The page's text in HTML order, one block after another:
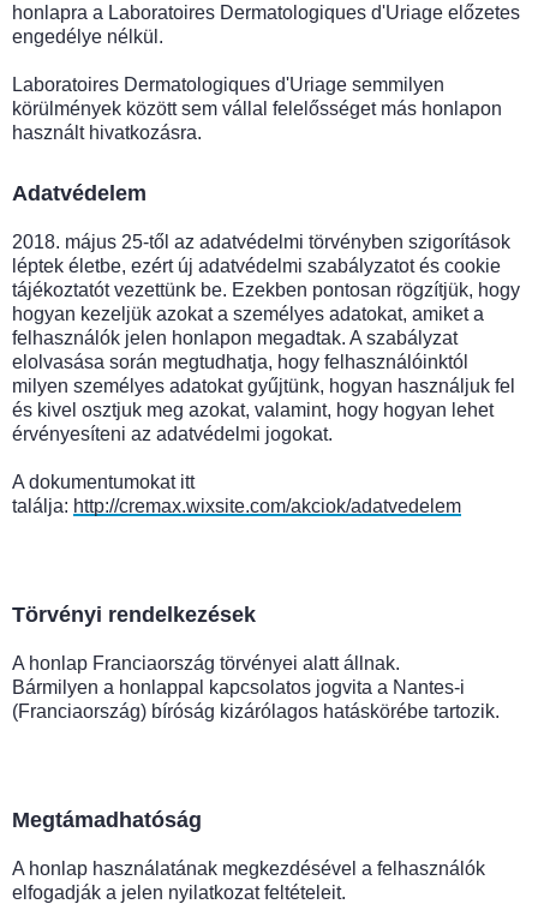
honlapra a Laboratoires Dermatologiques d'Uriage előzetes
engedélye nélkül.
Laboratoires Dermatologiques d'Uriage semmilyen
körülmények között sem vállal felelősséget más honlapon
használt hivatkozásra.
Adatvédelem
2018. május 25-től az adatvédelmi törvényben szigorítások
léptek életbe, ezért új adatvédelmi szabályzatot és cookie
tájékoztatót vezettünk be. Ezekben pontosan rögzítjük, hogy
hogyan kezeljük azokat a személyes adatokat, amiket a
felhasználók jelen honlapon megadtak. A szabályzat
elolvasása során megtudhatja, hogy felhasználóinktól
milyen személyes adatokat gyűjtünk, hogyan használjuk fel
és kivel osztjuk meg azokat, valamint, hogy hogyan lehet
érvényesíteni az adatvédelmi jogokat.
A dokumentumokat itt
találja: http://cremax.wixsite.com/akciok/adatvedelem
Törvényi rendelkezések
A honlap Franciaország törvényei alatt állnak.
Bármilyen a honlappal kapcsolatos jogvita a Nantes-i
(Franciaország) bíróság kizárólagos hatáskörébe tartozik.
Megtámadhatóság
A honlap használatának megkezdésével a felhasználók
elfogadják a jelen nyilatkozat feltételeit.